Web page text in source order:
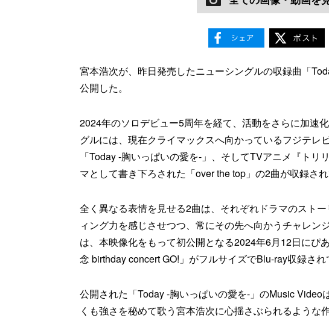
宮本浩次が、昨日発売したニューシングルの収録曲「
公開した。
2024年のソロデビュー5周年を経て、活動をさらに加速
グルには、現在クライマックスへ向かっているフジテレ
「Today -胸いっぱいの愛を-」、そしてTVアニメ『ト
マとして書き下ろされた「over the top」の2曲が収録され
全く異なる表情を見せる2曲は、それぞれドラマのスト
ィング力を感じさせつつ、常にその先へ向かうチャレン
は、本映像化をもって初公開となる2024年6月12日にぴ
念 birthday concert GO!」がフルサイズでBlu-ray収録され
公開された「Today -胸いっぱいの愛を-」のMusic Video
くも強さを秘めて歌う宮本浩次に心揺さぶられるような